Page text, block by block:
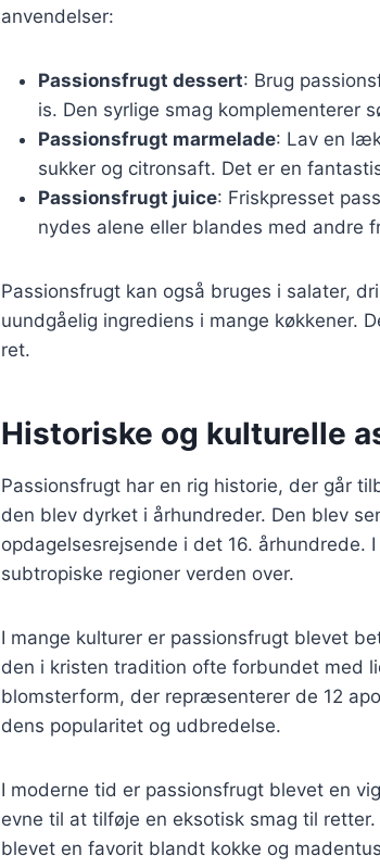
anvendelser:
Passionsfrugt dessert: Brug
is. Den syrlige smag komplementerer
Passionsfrugt marmelade: Lav en
sukker og citronsaft. Det er en
Passionsfrugt juice: Friskpresset
nydes alene eller blandes med andre
Passionsfrugt kan også bruges i salater,
uundgåelig ingrediens i mange køkkener.
ret.
Historiske og kulturelle
Passionsfrugt har en rig historie, der går
den blev dyrket i århundreder. Den blev
opdagelsesrejsende i det 16. århundrede.
subtropiske regioner verden over.
I mange kulturer er passionsfrugt blevet
den i kristen tradition ofte forbundet med
blomsterform, der repræsenterer de 12
dens popularitet og udbredelse.
I moderne tid er passionsfrugt blevet en
evne til at tilføje en eksotisk smag til
blevet en favorit blandt kokke og